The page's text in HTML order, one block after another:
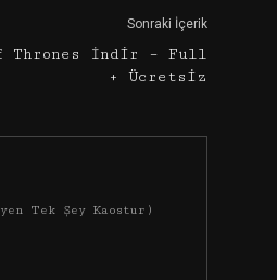
Sonraki İçerik
Thrones İndir – Full
+ Ücretsiz
Tek Şey Kaostur)